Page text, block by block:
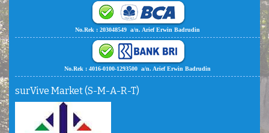
No.Rek : 203048549 a/n. Arief Erwin Badrudin
No.Rek : 4016-0100-1293500 a/n. Arief Erwin Badrudin
surVive Market (S-M-A-R-T)